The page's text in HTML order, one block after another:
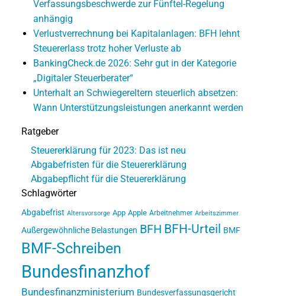
Verfassungsbeschwerde zur Fünftel-Regelung
anhängig
Verlustverrechnung bei Kapitalanlagen: BFH lehnt
Steuererlass trotz hoher Verluste ab
BankingCheck.de 2026: Sehr gut in der Kategorie
„Digitaler Steuerberater“
Unterhalt an Schwiegereltern steuerlich absetzen:
Wann Unterstützungsleistungen anerkannt werden
Ratgeber
Steuererklärung für 2023: Das ist neu
Abgabefristen für die Steuererklärung
Abgabepflicht für die Steuererklärung
Schlagwörter
Abgabefrist Altersvorsorge App Apple Arbeitnehmer Arbeitszimmer
Außergewöhnliche Belastungen BFH BFH-Urteil BMF
BMF-Schreiben
Bundesfinanzhof
Bundesfinanzministerium Bundesverfassungsgericht